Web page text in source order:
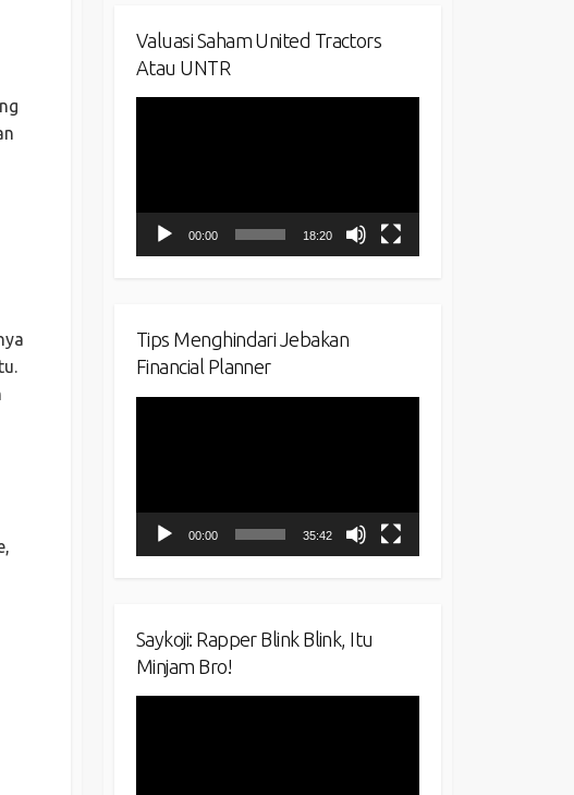
Valuasi Saham United Tractors
Atau UNTR
00:00 18:20
Tips Menghindari Jebakan
Financial Planner
00:00 35:42
Saykoji: Rapper Blink Blink, Itu
Minjam Bro!